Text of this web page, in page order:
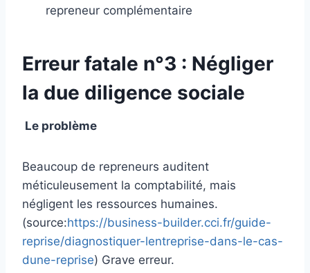
repreneur complémentaire
Erreur fatale n°3 : Négliger
la due diligence sociale
Le problème
Beaucoup de repreneurs auditent
méticuleusement la comptabilité, mais
négligent les ressources humaines.
(source:https://business-builder.cci.fr/guide-
reprise/diagnostiquer-lentreprise-dans-le-cas-
dune-reprise) Grave erreur.